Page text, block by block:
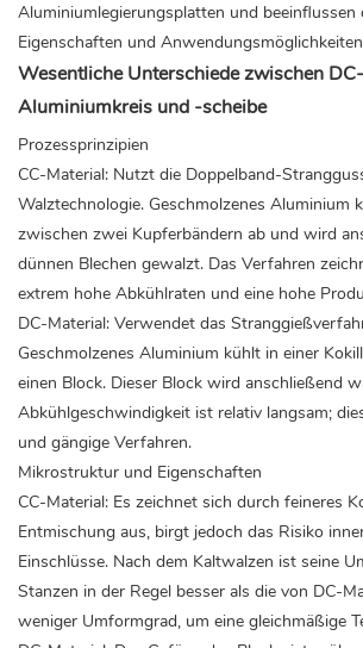
Aluminiumlegierungsplatten und
Eigenschaften und
Wesentliche Unterschiede zwischen
Aluminiumkreis und -scheibe
Prozessprinzipien
CC-Material: Nutzt die Doppelband-
Walztechnologie. Geschmolzenes Aluminium
zwischen zwei Kupferbändern ab und wird
dünnen Blechen gewalzt. Das Verfahren
extrem hohe Abkühlraten und eine hohe
DC-Material: Verwendet das
Geschmolzenes Aluminium kühlt in einer
einen Block. Dieser Block wird anschließend
Abkühlgeschwindigkeit ist relativ langsam;
und gängige Verfahren.
Mikrostruktur und Eigenschaften
CC-Material: Es zeichnet sich durch feineres
Entmischung aus, birgt jedoch das Risiko
Einschlüsse. Nach dem Kaltwalzen ist seine
Stanzen in der Regel besser als die von DC-
weniger Umformgrad, um eine gleichmäßige